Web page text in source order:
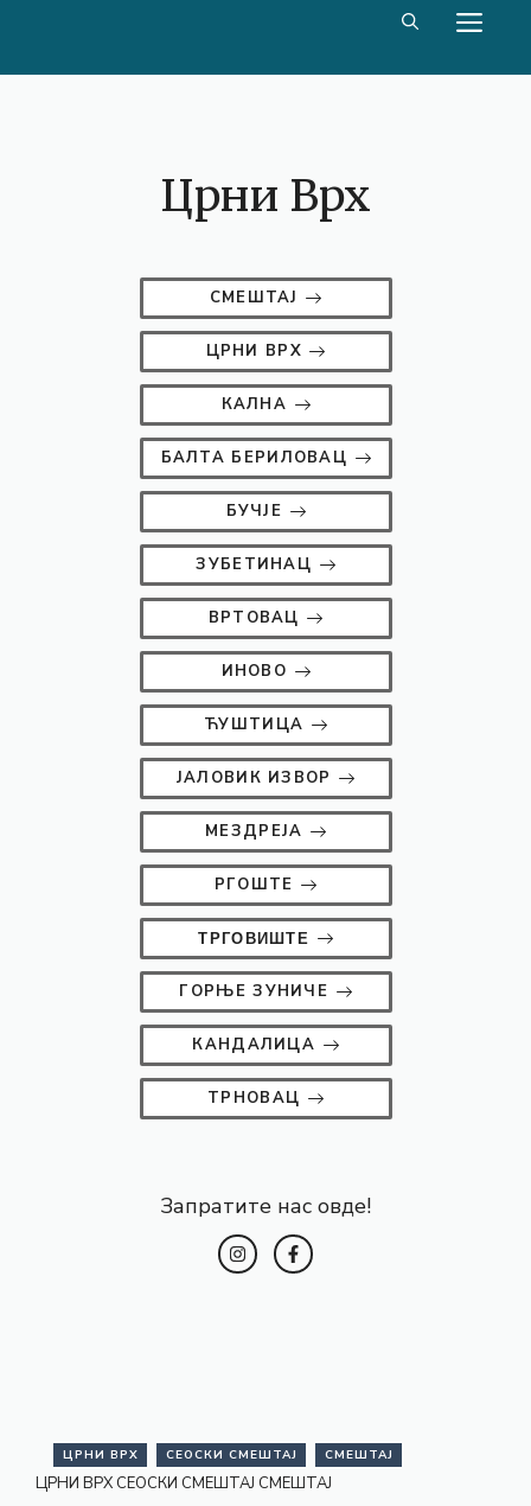
цонтент
Црни Врх
СМЕШТАЈ
ЦРНИ ВРХ
КАЛНА
БАЛТА БЕРИЛОВАЦ
БУЧЈЕ
ЗУБЕТИНАЦ
ВРТОВАЦ
ИНОВО
ЋУШТИЦА
ЈАЛОВИК ИЗВОР
МЕЗДРЕЈА
РГОШТЕ
ТРГОВИШТЕ
ГОРЊЕ ЗУНИЧЕ
КАНДАЛИЦА
ТРНОВАЦ
Запратите нас овде!
ЦРНИ ВРХ СЕОСКИ СМЕШТАЈ СМЕШТАЈ
ЦРНИ ВРХ СЕОСКИ СМЕШТАЈ СМЕШТАЈ